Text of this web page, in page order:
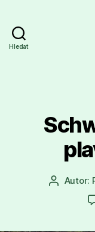
Hledat
Autor
příspěvku
Autor: